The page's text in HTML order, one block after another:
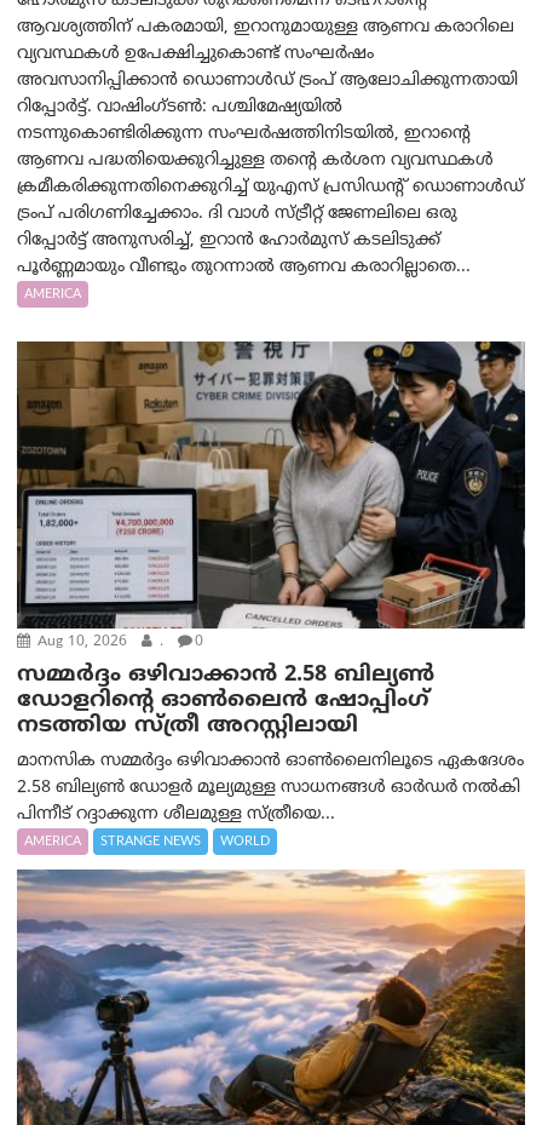
ആവശ്യത്തിന് പകരമായി, ഇറാനുമായുള്ള ആണവ കരാറിലെ
വ്യവസ്ഥകൾ ഉപേക്ഷിച്ചുകൊണ്ട് സംഘർഷം
അവസാനിപ്പിക്കാൻ ഡൊണാൾഡ് ട്രംപ് ആലോചിക്കുന്നതായി
റിപ്പോർട്ട്. വാഷിംഗ്ടണ്‍: പശ്ചിമേഷ്യയിൽ
നടന്നുകൊണ്ടിരിക്കുന്ന സംഘർഷത്തിനിടയിൽ, ഇറാന്റെ
ആണവ പദ്ധതിയെക്കുറിച്ചുള്ള തന്റെ കർശന വ്യവസ്ഥകൾ
ക്രമീകരിക്കുന്നതിനെക്കുറിച്ച് യുഎസ് പ്രസിഡന്റ് ഡൊണാൾഡ്
ട്രംപ് പരിഗണിച്ചേക്കാം. ദി വാൾ സ്ട്രീറ്റ് ജേണലിലെ ഒരു
റിപ്പോർട്ട് അനുസരിച്ച്, ഇറാൻ ഹോർമുസ് കടലിടുക്ക്
പൂർണ്ണമായും വീണ്ടും തുറന്നാൽ ആണവ കരാറില്ലാതെ...
AMERICA
Aug 10, 2026 . 0
സമ്മര്‍ദ്ദം ഒഴിവാക്കാന്‍ 2.58 ബില്യൺ
ഡോളറിന്റെ ഓണ്‍ലൈന്‍ ഷോപ്പിംഗ്
നടത്തിയ സ്ത്രീ അറസ്റ്റിലായി
മാനസിക സമ്മര്‍ദ്ദം ഒഴിവാക്കാന്‍ ഓണ്‍ലൈനിലൂടെ ഏകദേശം
2.58 ബില്യൺ ഡോളർ മൂല്യമുള്ള സാധനങ്ങള്‍ ഓര്‍ഡര്‍ നല്‍കി
പിന്നീട് റദ്ദാക്കുന്ന ശീലമുള്ള സ്ത്രീയെ...
AMERICA STRANGE NEWS WORLD